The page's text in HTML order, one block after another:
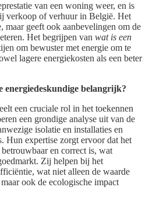
van een woning weer, en is
verkoop of verhuur in België. Het
maar geeft ook aanbevelingen om de
Het begrijpen van wat is een
om bewuster met energie om te
lagere energiekosten als een beter
energiedeskundige belangrijk?
een cruciale rol in het toekennen
een grondige analyse uit van de
isolatie en installaties en
Hun expertise zorgt ervoor dat het
en correct is, wat
Zij helpen bij het
wat niet alleen de waarde
ook de ecologische impact